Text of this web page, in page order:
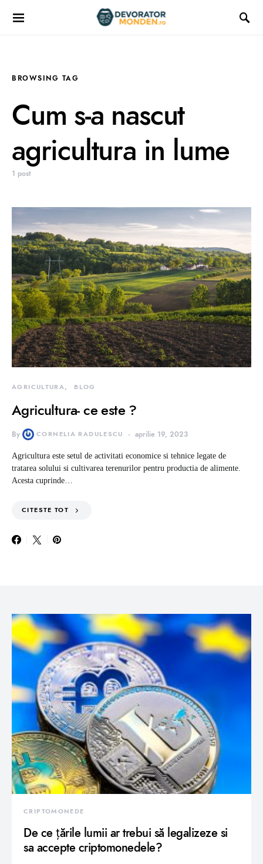
BROWSING TAG
Cum s-a nascut
agricultura in lume
1 post
AGRICULTURA BLOG
Agricultura- ce este ?
By CORNELIA RADULESCU aprilie 19, 2023
Agricultura este setul de activitati economice si tehnice legate de
tratarea solului si cultivarea terenurilor pentru productia de alimente.
Acesta cuprinde…
CITESTE TOT
CRIPTOMONEDE
De ce țările lumii ar trebui să legalizeze si
sa accepte criptomonedele?